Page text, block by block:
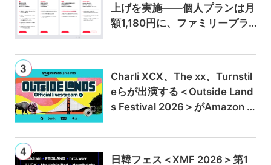
上げを実施——個人プランは月
額1,180円に、ファミリープラ
Charli XCX、The xx、Turnstil
eらが出演する＜Outside Land
s Festival 2026＞がAmazon M
ブ配信
日韓フェス＜XMF 2026＞第1